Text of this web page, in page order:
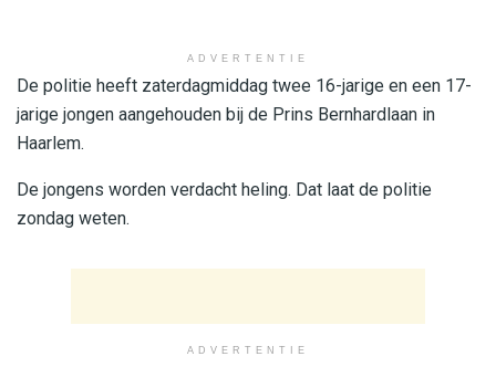
ADVERTENTIE
De politie heeft zaterdagmiddag twee 16-jarige en een 17-
jarige jongen aangehouden bij de Prins Bernhardlaan in
Haarlem.
De jongens worden verdacht heling. Dat laat de politie
zondag weten.
ADVERTENTIE